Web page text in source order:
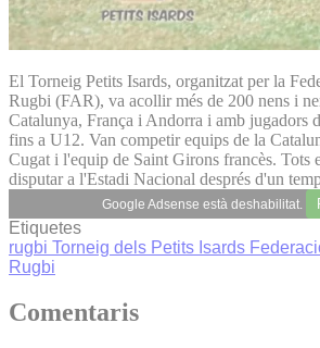
El Torneig Petits Isards, organitzat per la
Rugbi (FAR), va acollir més de 200 nens i
Catalunya, França i Andorra i amb jugadors
fins a U12. Van competir equips de la
Cugat i l'equip de Saint Girons francès. Tots
disputar a l'Estadi Nacional després d'un
Google Adsense està deshabilitat.
Etiquetes
rugbi Torneig dels Petits Isards
Rugbi
Comentaris